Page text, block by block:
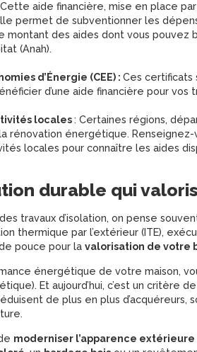
aide financière, mise en place
permet de subventionner les
montant des aides dont vous pouvez
(Anah).
d’Énergie (CEE) : Ces certificats
d’une aide financière pour vos
locales: Certaines régions,
rénovation énergétique.
locales pour connaître les aides
durable qui
travaux d’isolation, on pense
thermique par l’extérieur (ITE),
pouce pour la valorisation de votre
énergétique de votre maison,
Et aujourd’hui, c’est un critère
de plus en plus
moderniser l’apparence extérieure